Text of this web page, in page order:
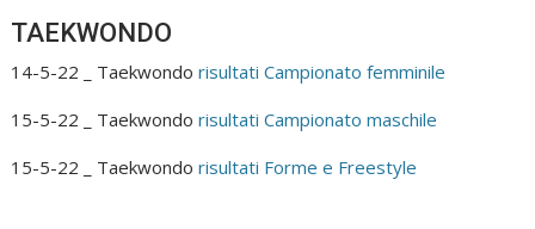
TAEKWONDO
14-5-22 _ Taekwondorisultati Campionato femminile
15-5-22 _ Taekwondorisultati Campionato maschile
15-5-22 _ Taekwondorisultati Forme e Freestyle